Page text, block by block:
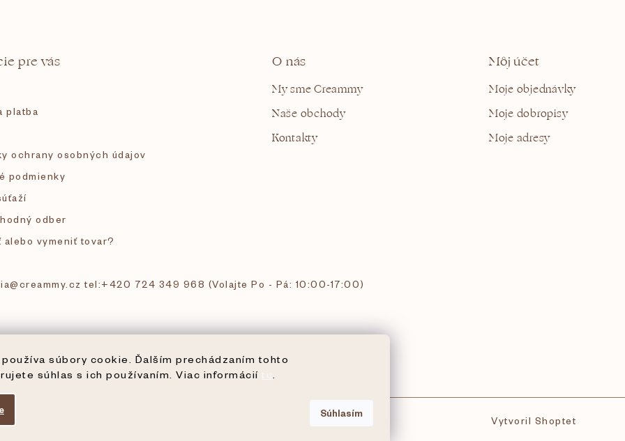
súbory cookie. Ďalším prechádzaním tohto
súhlas s ich používaním. Viac informácií
Súhlasím
pre vás
platba
ochrany osobných údajov
podmienky
odber
alebo vymeniť tovar?
O nás
My sme Creammy
Naše obchody
Kontakty
Môj účet
Moje objednávky
Moje dobropisy
Moje adresy
tel:+420 724 349 968 (Volajte Po - Pá: 10:00-17:00)
Vytvoril Shoptet